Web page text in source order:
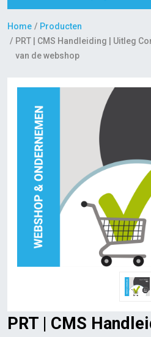
Home
Producten
PRT | CMS Handleiding | Uitleg
van de webshop
PRT | CMS